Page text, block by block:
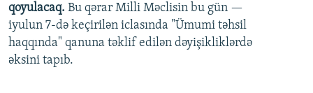
480p
720p
qoyulacaq. Bu qərar Milli Məclisin bu gün —
iyulun 7-də keçirilən iclasında "Ümumi təhsil
haqqında" qanuna təklif edilən dəyişikliklərdə
əksini tapıb.